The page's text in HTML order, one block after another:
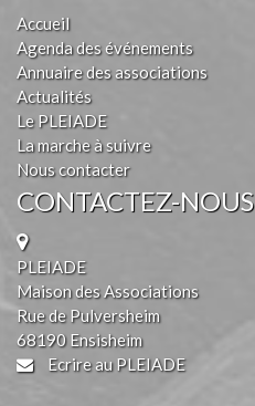
Accueil
Agenda des événements
Annuaire des associations
Actualités
Le PLEIADE
La marche à suivre
Nous contacter
CONTACTEZ-NOUS
PLEIADE
Maison des Associations
Rue de Pulversheim
68190 Ensisheim
Ecrire au PLEIADE